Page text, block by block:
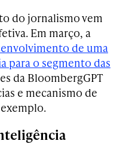
do jornalismo vem
Em março, a
de uma
para o segmento das
da BloombergGPT
e mecanismo de